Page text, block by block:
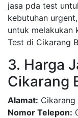
jasa pda test
kebutuhan
untuk melakukan
Test di Cikarang
3. Harga
Cikarang
Alamat: Cikarang
Nomor Telepon: